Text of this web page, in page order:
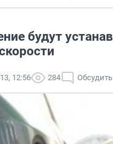
будут
12:56 284 Обсудить